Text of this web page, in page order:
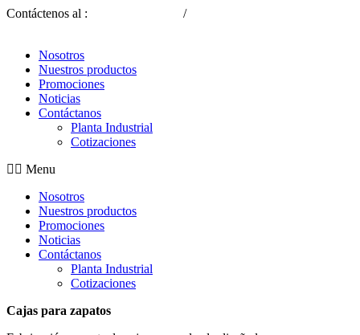
Contáctenos al : /
Nosotros
Nuestros productos
Promociones
Noticias
Contáctanos
Planta Industrial
Cotizaciones
Menu
Nosotros
Nuestros productos
Promociones
Noticias
Contáctanos
Planta Industrial
Cotizaciones
Cajas para zapatos